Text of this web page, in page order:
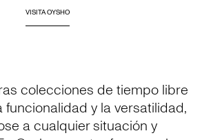
VISITA OYSHO
colecciones de tiempo libre
funcionalidad y la versatilidad,
a cualquier situación y